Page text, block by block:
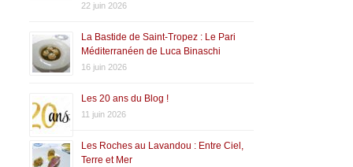
22 juin 2026
La Bastide de Saint-Tropez : Le Pari
Méditerranéen de Luca Binaschi
16 juin 2026
Les 20 ans du Blog !
11 juin 2026
Les Roches au Lavandou : Entre Ciel,
Terre et Mer